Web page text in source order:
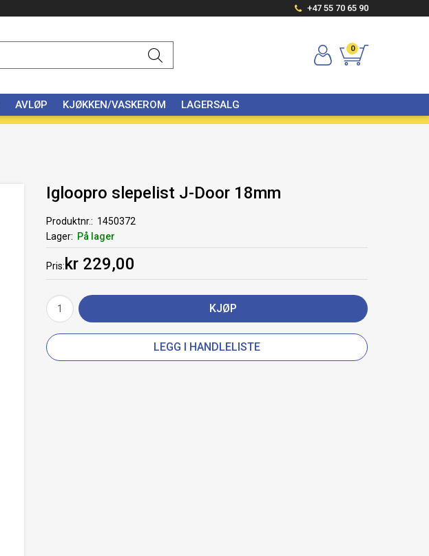
+47 55 70 65 90
0
AVLØP KJØKKEN/VASKEROM LAGERSALG
Igloopro slepelist J-Door 18mm
Produktnr.
1450372
Lager
På lager
Pris kr 229,00
KJØP
LEGG I HANDLELISTE